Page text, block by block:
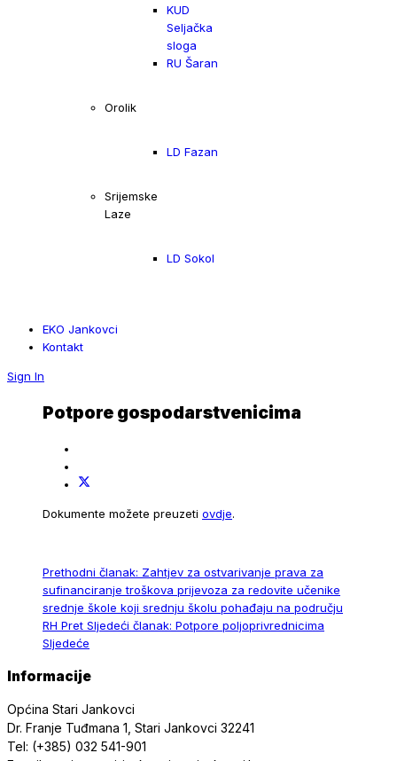
KUD
Seljačka
sloga
RU Šaran
Orolik
LD Fazan
Srijemske
Laze
LD Sokol
EKO Jankovci
Kontakt
Sign In
Potpore gospodarstvenicima
Dokumente možete preuzeti ovdje.
Prethodni članak: Zahtjev za ostvarivanje prava za
sufinanciranje troškova prijevoza za redovite učenike
srednje škole koji srednju školu pohađaju na području
RH Pret Sljedeći članak: Potpore poljoprivrednicima
Sljedeće
Informacije
Općina Stari Jankovci
Dr. Franje Tuđmana 1, Stari Jankovci 32241
Tel: (+385) 032 541-901